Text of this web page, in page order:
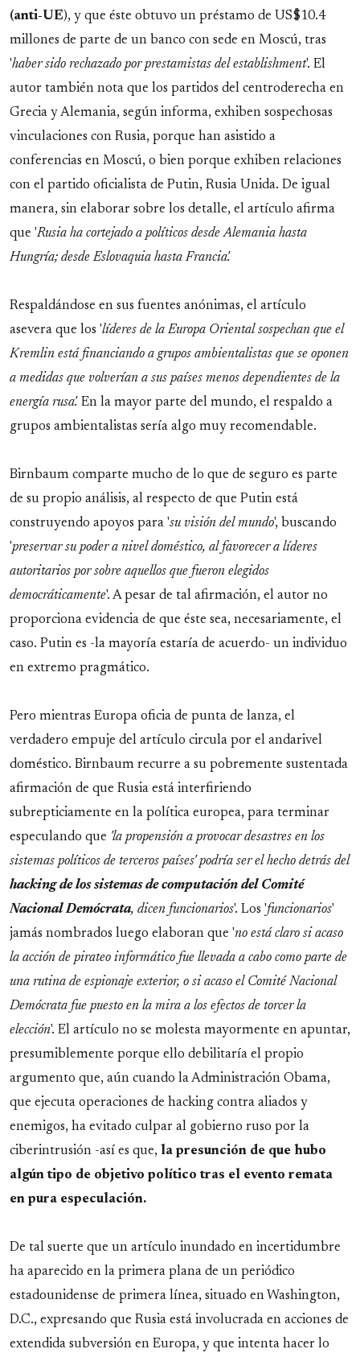
(anti-UE), y que éste obtuvo un préstamo de US$10.4
millones de parte de un banco con sede en Moscú, tras
'haber sido rechazado por prestamistas del establishment'. El
autor también nota que los partidos del centroderecha en
Grecia y Alemania, según informa, exhiben sospechosas
vinculaciones con Rusia, porque han asistido a
conferencias en Moscú, o bien porque exhiben relaciones
con el partido oficialista de Putin, Rusia Unida. De igual
manera, sin elaborar sobre los detalle, el artículo afirma
que 'Rusia ha cortejado a políticos desde Alemania hasta
Hungría; desde Eslovaquia hasta Francia'.
Respaldándose en sus fuentes anónimas, el artículo
asevera que los 'líderes de la Europa Oriental sospechan que el
Kremlin está financiando a grupos ambientalistas que se oponen
a medidas que volverían a sus países menos dependientes de la
energía rusa'. En la mayor parte del mundo, el respaldo a
grupos ambientalistas sería algo muy recomendable.
Birnbaum comparte mucho de lo que de seguro es parte
de su propio análisis, al respecto de que Putin está
construyendo apoyos para 'su visión del mundo', buscando
'preservar su poder a nivel doméstico, al favorecer a líderes
autoritarios por sobre aquellos que fueron elegidos
democráticamente'. A pesar de tal afirmación, el autor no
proporciona evidencia de que éste sea, necesariamente, el
caso. Putin es -la mayoría estaría de acuerdo- un individuo
en extremo pragmático.
Pero mientras Europa oficia de punta de lanza, el
verdadero empuje del artículo circula por el andarivel
doméstico. Birnbaum recurre a su pobremente sustentada
afirmación de que Rusia está interfiriendo
subrepticiamente en la política europea, para terminar
especulando que 'la propensión a provocar desastres en los
sistemas políticos de terceros países' podría ser el hecho detrás del
hacking de los sistemas de computación del Comité
Nacional Demócrata, dicen funcionarios'. Los 'funcionarios'
jamás nombrados luego elaboran que 'no está claro si acaso
la acción de pirateo informático fue llevada a cabo como parte de
una rutina de espionaje exterior, o si acaso el Comité Nacional
Demócrata fue puesto en la mira a los efectos de torcer la
elección'. El artículo no se molesta mayormente en apuntar,
presumiblemente porque ello debilitaría el propio
argumento que, aún cuando la Administración Obama,
que ejecuta operaciones de hacking contra aliados y
enemigos, ha evitado culpar al gobierno ruso por la
ciberintrusión -así es que, la presunción de que hubo
algún tipo de objetivo político tras el evento remata
en pura especulación.
De tal suerte que un artículo inundado en incertidumbre
ha aparecido en la primera plana de un periódico
estadounidense de primera línea, situado en Washington,
D.C., expresando que Rusia está involucrada en acciones de
extendida subversión en Europa, y que intenta hacer lo